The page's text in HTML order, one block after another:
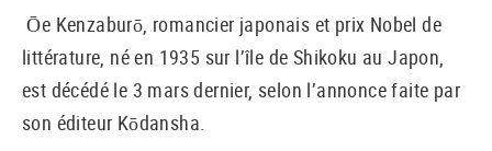
Ōe Kenzaburō, romancier japonais et prix Nobel de
littérature, né en 1935 sur l’île de Shikoku au Japon,
est décédé le 3 mars dernier, selon l’annonce faite par
son éditeur Kōdansha.